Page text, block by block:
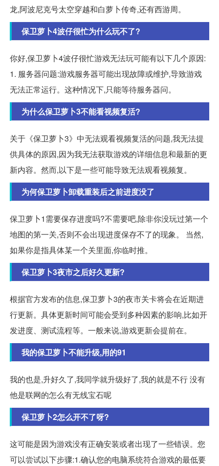
龙,阿波尼克号太空穿越和白萝卜传奇,还有西游周。
保卫萝卜4波仔很忙为什么玩不了?
你好,保卫萝卜4波仔很忙游戏无法玩可能有以下几个原因:
1. 服务器问题:游戏服务器可能出现故障或维护,导致游戏
无法正常运行。这种情况下,只能等待服务器问。
为什么保卫萝卜3不能看视频复活?
关于《保卫萝卜3》中无法观看视频复活的问题,我无法提
供具体的原因,因为我无法获取游戏的详细信息和最新的更
新内容。然而,以下是一些可能导致无法观看视频复。
为何保卫萝卜卸载重装后之前进度没了
保卫萝卜1需要保存进度吗?不需要吧,除非你没玩过第一个
地图的第一关,否则不会出现进度保存不了的现象。 当然,
如果你是指具体某一个关里面,你临时推。
保卫萝卜3夜市之后好久更新?
根据官方发布的信息,保卫萝卜3的夜市关卡将会在近期进
行更新。具体更新时间可能会受到多种因素的影响,比如开
发进度、测试流程等。一般来说,游戏更新会提前在。
我的保卫萝卜不能升级,用的91
我的也是,升好久了,我同学就升级好了,我的就是不行 没有
他是联网的怎么有无线宝石呢
保卫萝卜2怎么开不了呀?
这可能是因为游戏没有正确安装或者出现了一些错误。您
可以尝试以下步骤:1.确认您的电脑系统符合游戏的最低要